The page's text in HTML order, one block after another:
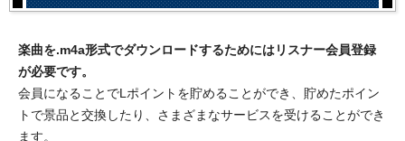
楽曲を.m4a形式でダウンロードするためにはリスナー会員登録
が必要です。
会員になることでLポイントを貯めることができ、貯めたポイン
トで景品と交換したり、さまざまなサービスを受けることができ
ます。